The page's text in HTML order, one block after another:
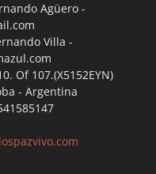
Agüero -
Villa -
Of 107.(X5152EYN)
- Argentina